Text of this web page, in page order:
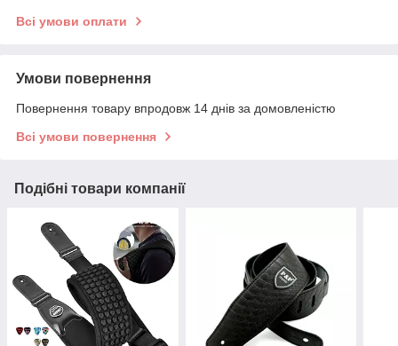
Всі умови оплати
Умови повернення
Повернення товару впродовж 14 днів за домовленістю
Всі умови повернення
Подібні товари компанії